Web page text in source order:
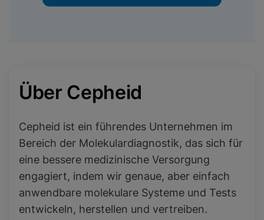
Über Cepheid
Cepheid ist ein führendes Unternehmen im
Bereich der Molekulardiagnostik, das sich für
eine bessere medizinische Versorgung
engagiert, indem wir genaue, aber einfach
anwendbare molekulare Systeme und Tests
entwickeln, herstellen und vertreiben.